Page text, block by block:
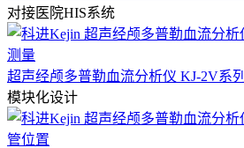
对接医院HIS系统
超声经颅多普勒血流分析仪 KJ-2V系列
模块化设计